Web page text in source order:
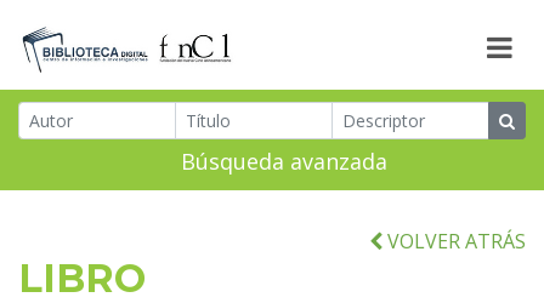
Búsqueda avanzada
VOLVER ATRÁS
LIBRO